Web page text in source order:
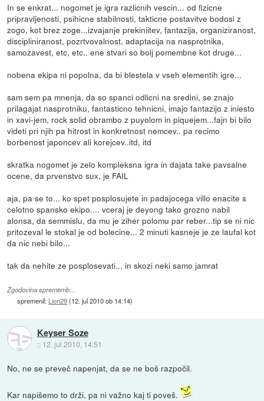
In se enkrat... nogomet je igra razlicnih vescin... od fizicne
pripravljenosti, psihicne stabilnosti, takticne postavitve bodosi z
zogo, kot brez zoge...izvajanje prekiniitev, fantazija, organiziranost,
discipliniranost, pozrtvovalnost, adaptacija na nasprotnika,
samozavest, etc, etc.. ene stvari so bolj pomembne kot druge...
nobena ekipa ni popolna, da bi blestela v vseh elementih igre...
sam sem pa mnenja, da so spanci odlicni na sredini, se znajo
prilagajat nasprotniku, fantasticno tehnicni, imajo fantazijo z iniesto
in xavi-jem, rock solid obrambo z puyolom in piquejem...fajn bi bilo
videti pri njih pa hitrost in konkretnost nemcev.. pa recimo
borbenost japoncev ali korejcev..itd, itd
skratka nogomet je zelo kompleksna igra in dajata take pavsalne
ocene, da prvenstvo sux, je FAIL
aja, pa se to... ko spet posplosujete in padajocega villo enacite s
celotno spansko ekipo.... vceraj je deyong tako grozno nabil
alonsa, da semmislu, da mu je ziher polomu par reber...tip se ni nic
pritozeval le stokal je od bolecine... 2 minuti kasneje je ze laufal kot
da nic nebi bilo...
tak da nehite ze posplosevati... in skozi neki samo jamrat
Zgodovina sprememb…
spremenil: Lion29(12. jul 2010 ob 14:14)
Keyser Soze
:: 12. jul 2010, 14:51
No, ne se preveč napenjat, da se ne boš razpočil.
Kar napišemo to drži, pa ni važno kaj ti poveš.